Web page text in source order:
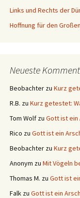
Links und Rechts der
Hoffnung für den
Neueste
Beobachter zu Kurz
R.B. zu Kurz getestet:
Tom Wolf zu Gott ist ein
Rico zu Gott ist ein
Beobachter zu Kurz
Anonym zu Mit Vögeln
Thomas M. zu Gott ist
Falk zu Gott ist ein